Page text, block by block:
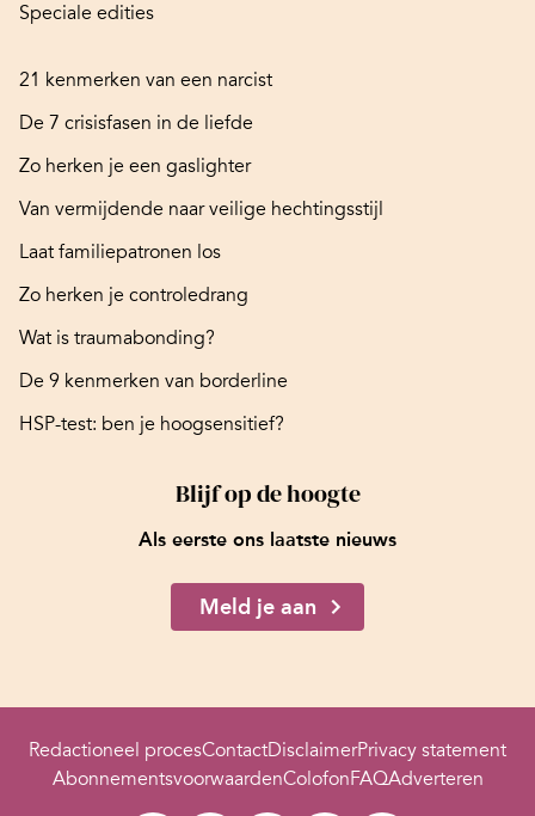
Speciale edities
21 kenmerken van een narcist
De 7 crisisfasen in de liefde
Zo herken je een gaslighter
Van vermijdende naar veilige hechtingsstijl
Laat familiepatronen los
Zo herken je controledrang
Wat is traumabonding?
De 9 kenmerken van borderline
HSP-test: ben je hoogsensitief?
Blijf op de hoogte
Als eerste ons laatste nieuws
Meld je aan
Redactioneel procesContactDisclaimerPrivacy statement
AbonnementsvoorwaardenColofonFAQAdverteren